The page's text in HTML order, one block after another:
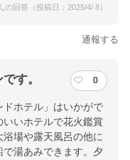
の回答（投稿日：2025/4/ 8）
通報する
す。 0
ホテル」はいかがで
いいホテルで花火鑑賞
場や露天風呂の他に
湯あみできます。夕